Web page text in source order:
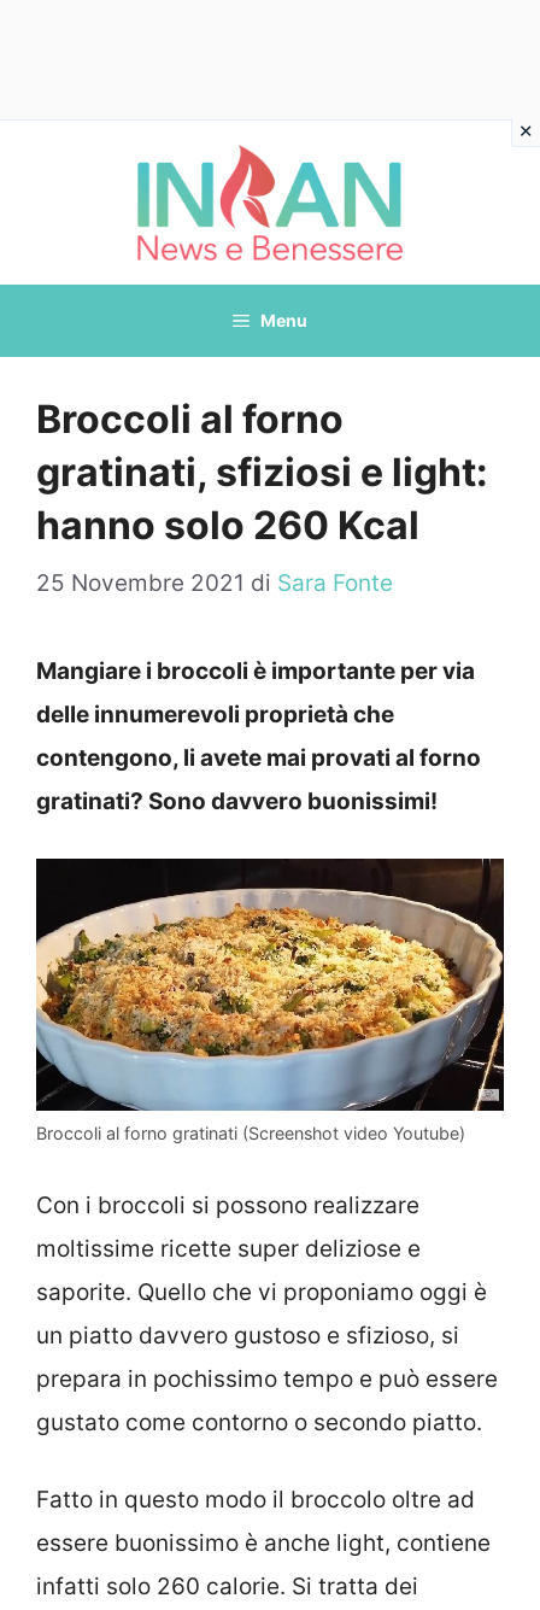
Menu
Broccoli al forno
gratinati, sfiziosi e light:
hanno solo 260 Kcal
25 Novembre 2021 di Sara Fonte
Mangiare i broccoli è importante per via
delle innumerevoli proprietà che
contengono, li avete mai provati al forno
gratinati? Sono davvero buonissimi!
Broccoli al forno gratinati (Screenshot video Youtube)
Con i broccoli si possono realizzare
moltissime ricette super deliziose e
saporite. Quello che vi proponiamo oggi è
un piatto davvero gustoso e sfizioso, si
prepara in pochissimo tempo e può essere
gustato come contorno o secondo piatto.
Fatto in questo modo il broccolo oltre ad
essere buonissimo è anche light, contiene
infatti solo 260 calorie. Si tratta dei